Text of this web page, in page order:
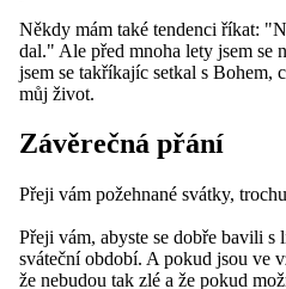
Někdy mám také tendenci říkat:
dal." Ale před mnoha lety jsem se
jsem se takříkajíc setkal s Bohem,
můj život.
Závěrečná přání
Přeji vám požehnané svátky,
Přeji vám, abyste se dobře bavili s
sváteční období. A pokud jsou ve
že nebudou tak zlé a že pokud